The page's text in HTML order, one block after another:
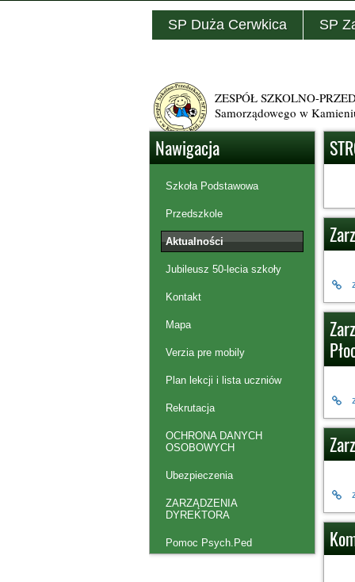
ZESPÓŁ SZKOLNO-
Samorządowego w
SP Duża Cerwkica SP
Nawigacja
Szkoła Podstawowa
Przedszkole
Aktualności
Jubileusz 50-lecia szkoły
Kontakt
Mapa
Verzia pre mobily
Plan lekcji i lista uczniów
Rekrutacja
OCHRONA DANYCH
OSOBOWYCH
Ubezpieczenia
ZARZĄDZENIA
DYREKTORA
Pomoc Psych.Ped